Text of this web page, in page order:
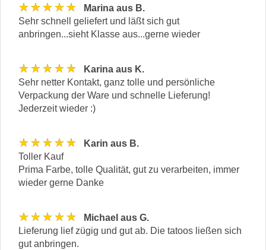
★★★★★
Marina aus B.
Sehr schnell geliefert und läßt sich gut
anbringen...sieht Klasse aus...gerne wieder
★★★★★
Karina aus K.
Sehr netter Kontakt, ganz tolle und persönliche
Verpackung der Ware und schnelle Lieferung!
Jederzeit wieder :)
★★★★★
Karin aus B.
Toller Kauf
Prima Farbe, tolle Qualität, gut zu verarbeiten, immer
wieder gerne Danke
★★★★★
Michael aus G.
Lieferung lief zügig und gut ab. Die tatoos ließen sich
gut anbringen.